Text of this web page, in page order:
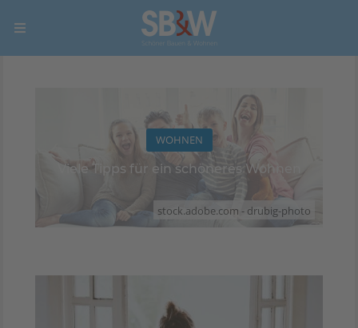
stock.adobe.com - drubig-photo
WOHNEN
Viele Tipps für ein schöneres Wohnen